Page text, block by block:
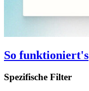
So funktioniert's
Spezifische Filter